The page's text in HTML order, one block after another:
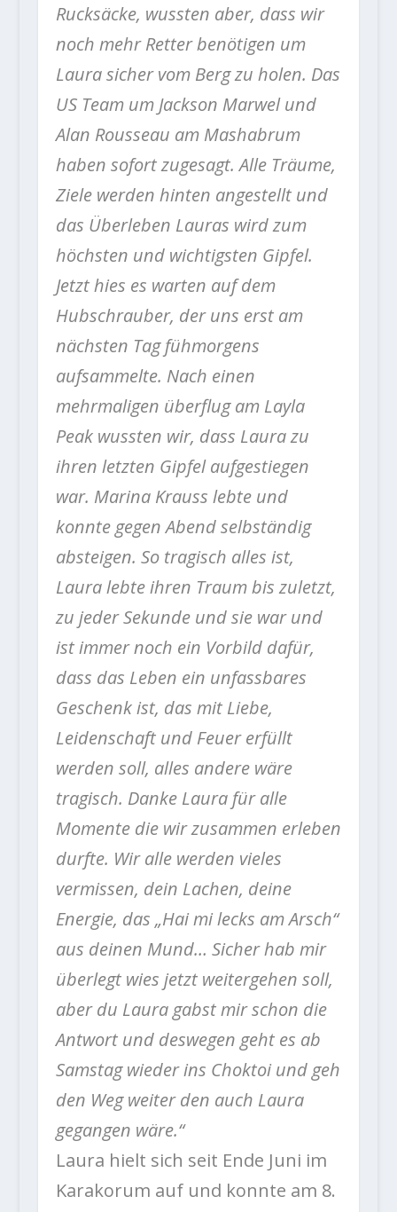
Rucksäcke, wussten aber, dass wir
noch mehr Retter benötigen um
Laura sicher vom Berg zu holen. Das
US Team um Jackson Marwel und
Alan Rousseau am Mashabrum
haben sofort zugesagt. Alle Träume,
Ziele werden hinten angestellt und
das Überleben Lauras wird zum
höchsten und wichtigsten Gipfel.
Jetzt hies es warten auf dem
Hubschrauber, der uns erst am
nächsten Tag fühmorgens
aufsammelte. Nach einen
mehrmaligen überflug am Layla
Peak wussten wir, dass Laura zu
ihren letzten Gipfel aufgestiegen
war. Marina Krauss lebte und
konnte gegen Abend selbständig
absteigen. So tragisch alles ist,
Laura lebte ihren Traum bis zuletzt,
zu jeder Sekunde und sie war und
ist immer noch ein Vorbild dafür,
dass das Leben ein unfassbares
Geschenk ist, das mit Liebe,
Leidenschaft und Feuer erfüllt
werden soll, alles andere wäre
tragisch. Danke Laura für alle
Momente die wir zusammen erleben
durfte. Wir alle werden vieles
vermissen, dein Lachen, deine
Energie, das „Hai mi lecks am Arsch“
aus deinen Mund… Sicher hab mir
überlegt wies jetzt weitergehen soll,
aber du Laura gabst mir schon die
Antwort und deswegen geht es ab
Samstag wieder ins Choktoi und geh
den Weg weiter den auch Laura
gegangen wäre.“
Laura hielt sich seit Ende Juni im
Karakorum auf und konnte am 8.